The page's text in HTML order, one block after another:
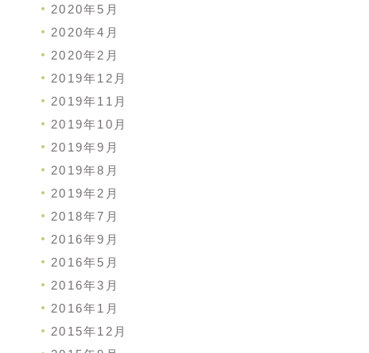
2020年5月
2020年4月
2020年2月
2019年12月
2019年11月
2019年10月
2019年9月
2019年8月
2019年2月
2018年7月
2016年9月
2016年5月
2016年3月
2016年1月
2015年12月